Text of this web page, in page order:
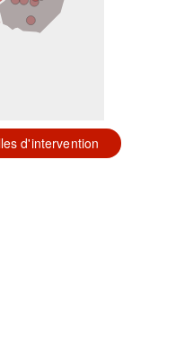
d'intervention